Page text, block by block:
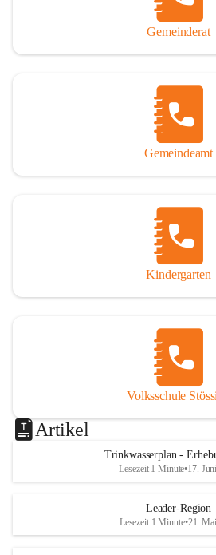
Gemeinderat
Gemeindeamt
Kindergarten
Volksschule
Artikel
Trinkwasserplan -
Lesezeit 1 Minute•17.
Leader-Region
Lesezeit 1 Minute•21.